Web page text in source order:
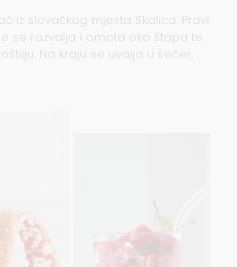
iz slovačkog mjesta Skalica. Pravi
se razvalja i omota oko štapa te
Na kraju se uvalja u šećer,